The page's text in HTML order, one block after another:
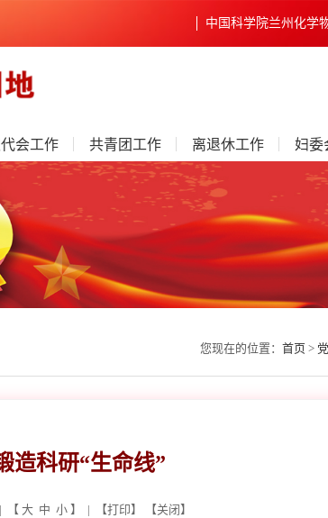
中国科学院兰州化学
会工作 共青团工作 离退休工作 妇委
您现在的位置： 首页 >
造科研“生命线”
【 大 中 小 】 | 【打印】 【关闭 】